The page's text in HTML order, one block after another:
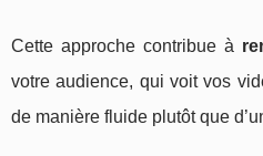
Cette approche contribue à
votre audience, qui voit vos
de manière fluide plutôt que